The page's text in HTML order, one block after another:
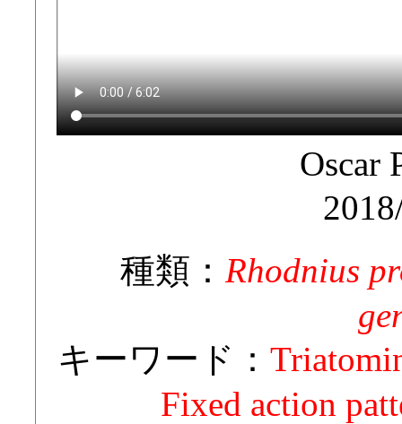
Oscar
種類： Rhodnius
キーワード：
Fixed action